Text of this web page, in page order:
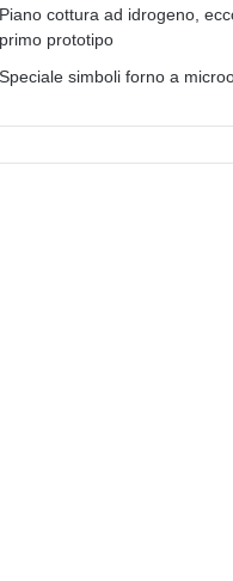
Piano cottura ad idrogeno,
primo prototipo
Speciale simboli forno a